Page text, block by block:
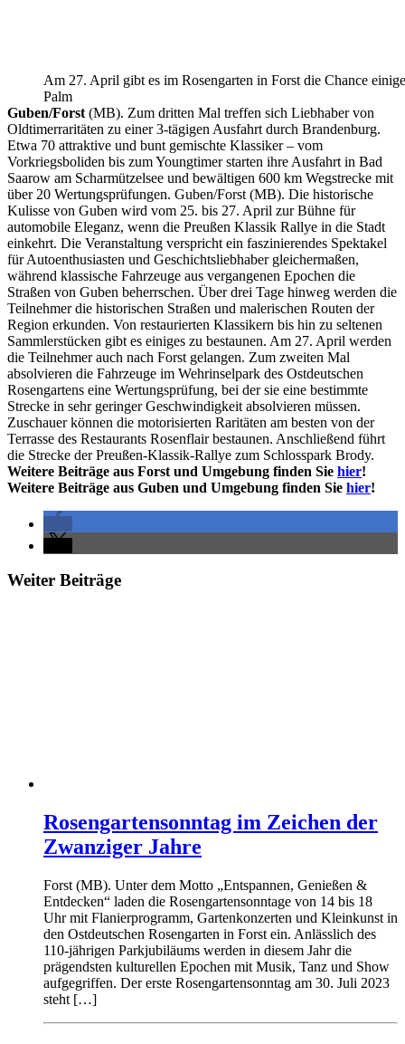
Am 27. April gibt es im Rosengarten in Forst die Chance
Palm
Guben/Forst (MB). Zum dritten Mal treffen sich Liebhaber von
Oldtimerraritäten zu einer 3-tägigen Ausfahrt durch Brandenburg.
Etwa 70 attraktive und bunt gemischte Klassiker – vom
Vorkriegsboliden bis zum Youngtimer starten ihre Ausfahrt in Bad
Saarow am Scharmützelsee und bewältigen 600 km Wegstrecke mit
über 20 Wertungsprüfungen. Guben/Forst (MB). Die historische
Kulisse von Guben wird vom 25. bis 27. April zur Bühne für
automobile Eleganz, wenn die Preußen Klassik Rallye in die Stadt
einkehrt. Die Veranstaltung verspricht ein faszinierendes Spektakel
für Autoenthusiasten und Geschichtsliebhaber gleichermaßen,
während klassische Fahrzeuge aus vergangenen Epochen die
Straßen von Guben beherrschen. Über drei Tage hinweg werden die
Teilnehmer die historischen Straßen und malerischen Routen der
Region erkunden. Von restaurierten Klassikern bis hin zu seltenen
Sammlerstücken gibt es einiges zu bestaunen. Am 27. April werden
die Teilnehmer auch nach Forst gelangen. Zum zweiten Mal
absolvieren die Fahrzeuge im Wehrinselpark des Ostdeutschen
Rosengartens eine Wertungsprüfung, bei der sie eine bestimmte
Strecke in sehr geringer Geschwindigkeit absolvieren müssen.
Zuschauer können die motorisierten Raritäten am besten von der
Terrasse des Restaurants Rosenflair bestaunen. Anschließend führt
die Strecke der Preußen-Klassik-Rallye zum Schlosspark Brody.
Weitere Beiträge aus Forst und Umgebung finden Sie hier!
Weitere Beiträge aus Guben und Umgebung finden Sie hier!
Weiter Beiträge
Rosengartensonntag im Zeichen der
Zwanziger Jahre
Forst (MB). Unter dem Motto „Entspannen, Genießen &
Entdecken“ laden die Rosengartensonntage von 14 bis 18
Uhr mit Flanierprogramm, Gartenkonzerten und Kleinkunst in
den Ostdeutschen Rosengarten in Forst ein. Anlässlich des
110-jährigen Parkjubiläums werden in diesem Jahr die
prägendsten kulturellen Epochen mit Musik, Tanz und Show
aufgegriffen. Der erste Rosengartensonntag am 30. Juli 2023
steht […]